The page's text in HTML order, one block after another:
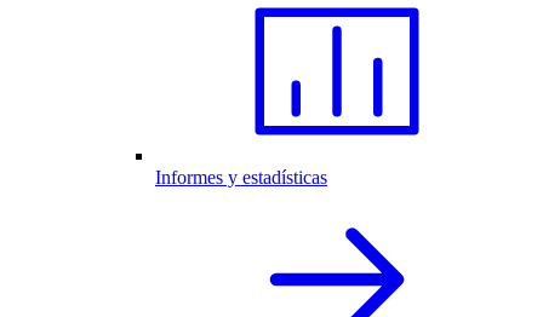
Informes y estadísticas